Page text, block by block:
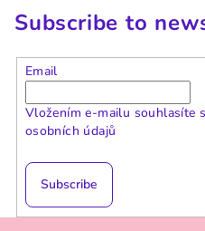
Subscribe to
Email
Vložením e-mailu souhlasíte s
osobních údajů
Subscribe